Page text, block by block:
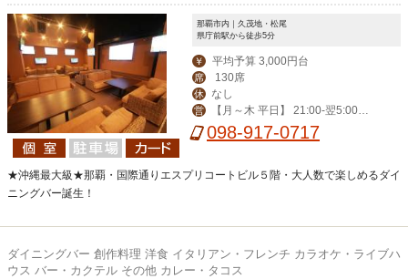
那覇市内｜久茂地・松尾
県庁前駅から徒歩5分
￥ 平均予算 3,000円台
席 130席
休 なし
営
【月～木 平日】 21:00-翌5:00
【その他】19:00-翌6:00
098-917-0717
★沖縄最大級★那覇・国際通りエスプリコートビル５階・大人数で楽しめるダイ
ニングバー誕生！
ダイニングバー 創作料理 洋食 イタリアン・フレンチ カラオケ・ライブハ
ウス バー・カクテル その他 カレー・タコス